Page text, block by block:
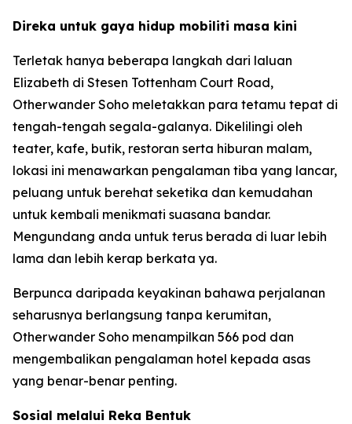
Direka untuk gaya hidup mobiliti masa kini
Terletak hanya beberapa langkah dari laluan
Elizabeth di Stesen Tottenham Court Road,
Otherwander Soho meletakkan para tetamu tepat di
tengah-tengah segala-galanya. Dikelilingi oleh
teater, kafe, butik, restoran serta hiburan malam,
lokasi ini menawarkan pengalaman tiba yang lancar,
peluang untuk berehat seketika dan kemudahan
untuk kembali menikmati suasana bandar.
Mengundang anda untuk terus berada di luar lebih
lama dan lebih kerap berkata ya.
Berpunca daripada keyakinan bahawa perjalanan
seharusnya berlangsung tanpa kerumitan,
Otherwander Soho menampilkan 566 pod dan
mengembalikan pengalaman hotel kepada asas
yang benar-benar penting.
Sosial melalui Reka Bentuk